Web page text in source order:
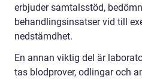
erbjuder samtalsstöd,
behandlingsinsatser vid till
nedstämdhet.
En annan viktig del är
tas blodprover, odlingar och